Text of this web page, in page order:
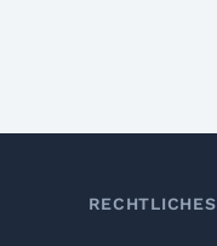
RECHTLICHES